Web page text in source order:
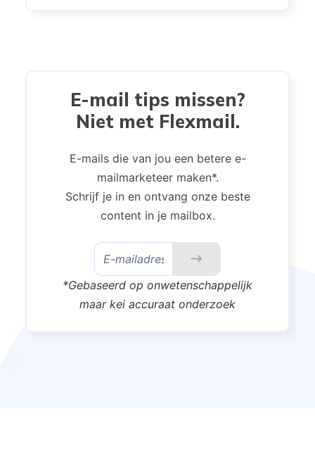
E-mail tips missen?
Niet met Flexmail.
E-mails die van jou een betere e-
mailmarketeer maken*.
Schrijf je in en ontvang onze beste
content in je mailbox.
*Gebaseerd op onwetenschappelijk
maar kei accuraat onderzoek